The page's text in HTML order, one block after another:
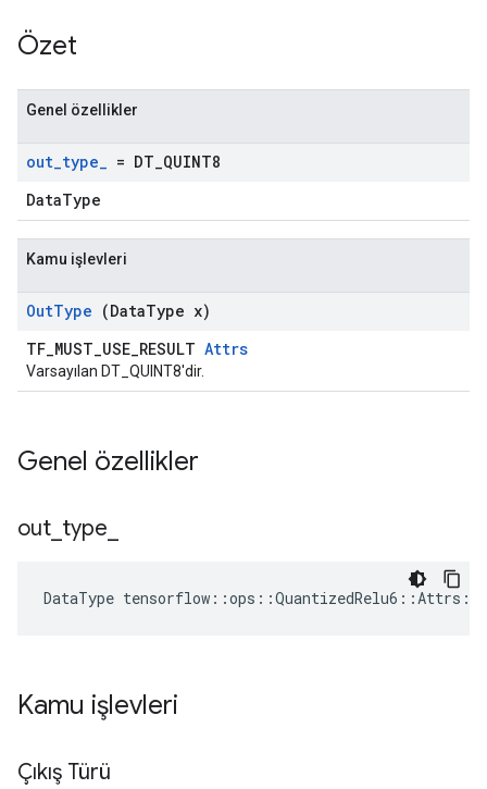
Özet
Genel özellikler
out_type_ = DT QUINT8
DataType
Kamu işlevleri
OutType (DataType x)
TF_MUST_USE_RESULT Attrs
Varsayılan DT_QUINT8'dir.
Genel özellikler
out type
DataType tensorflow ::ops ::QuantizedRelu6 ::Attrs ::
Kamu işlevleri
Çıkış Türü